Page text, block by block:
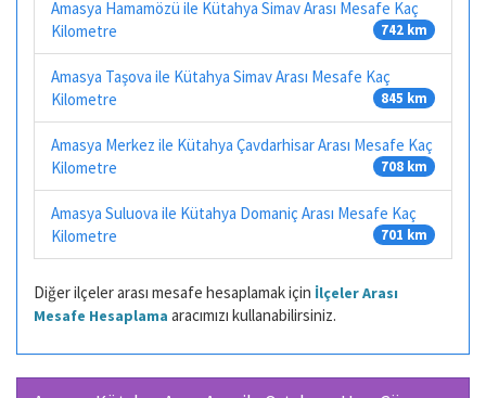
Amasya Hamamözü ile Kütahya Simav Arası Mesafe Kaç
Kilometre
742 km
Amasya Taşova ile Kütahya Simav Arası Mesafe Kaç
Kilometre
845 km
Amasya Merkez ile Kütahya Çavdarhisar Arası Mesafe Kaç
Kilometre
708 km
Amasya Suluova ile Kütahya Domaniç Arası Mesafe Kaç
Kilometre
701 km
Diğer ilçeler arası mesafe hesaplamak için İlçeler Arası
Mesafe Hesaplama aracımızı kullanabilirsiniz.